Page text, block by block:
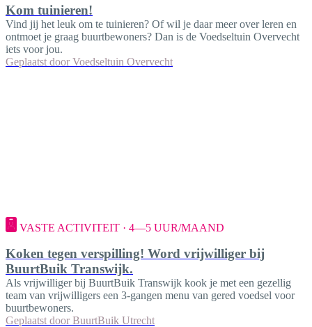
Kom tuinieren!
Vind jij het leuk om te tuinieren? Of wil je daar meer over leren en
ontmoet je graag buurtbewoners? Dan is de Voedseltuin Overvecht
iets voor jou.
Geplaatst door Voedseltuin Overvecht
VASTE ACTIVITEIT · 4—5 UUR/MAAND
Koken tegen verspilling! Word vrijwilliger bij
BuurtBuik Transwijk.
Als vrijwilliger bij BuurtBuik Transwijk kook je met een gezellig
team van vrijwilligers een 3-gangen menu van gered voedsel voor
buurtbewoners.
Geplaatst door BuurtBuik Utrecht